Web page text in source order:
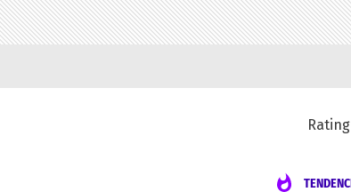
Rating